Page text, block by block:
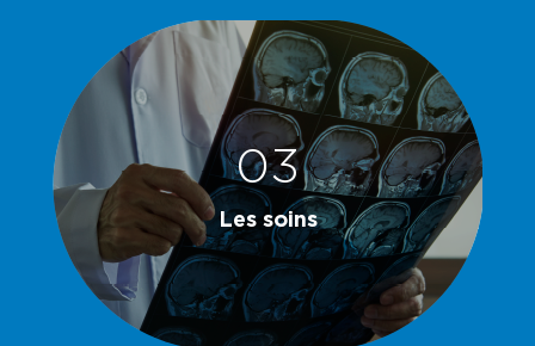
03
Les soins